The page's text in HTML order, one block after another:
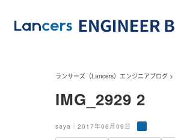
ランサーズ（Lancers）エンジニアブログ >
IMG_2929 2
saya｜2017年06月09日